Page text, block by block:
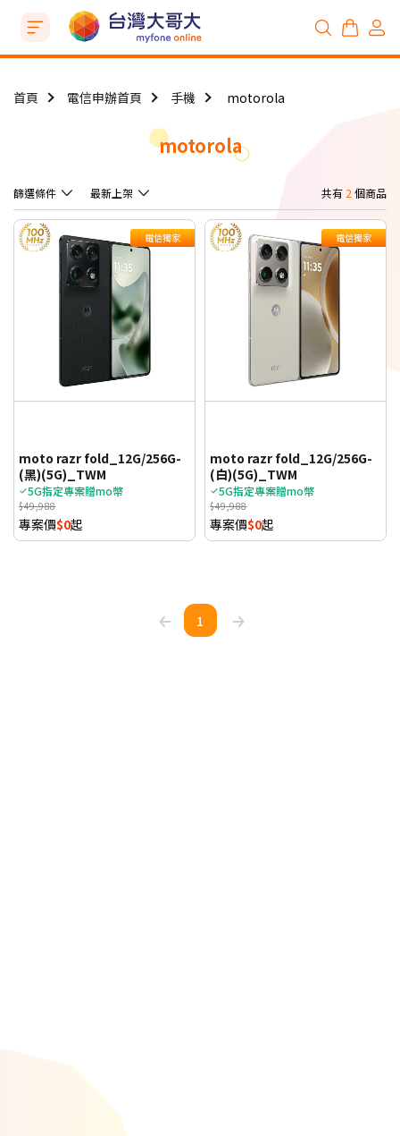
首頁 電信申辦首頁 手機 motorola
motorola
篩選條件 最新上架 共有 2 個商品
電信獨家
moto razr fold_12G/256G-
(黑)(5G)_TWM
5G指定專案贈mo幣
$49,988
專案價$0起
電信獨家
moto razr fold_12G/256G-
(白)(5G)_TWM
5G指定專案贈mo幣
$49,988
專案價$0起
1